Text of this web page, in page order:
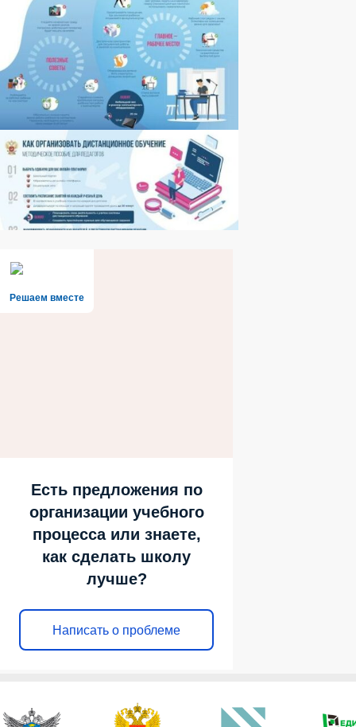
Решаем вместе
Есть предложения по
организации учебного
процесса или знаете,
как сделать школу
лучше?
Написать о проблеме